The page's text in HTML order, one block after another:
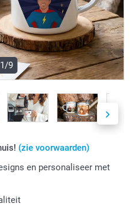
1/9
(zie voorwaarden)
en personaliseer met